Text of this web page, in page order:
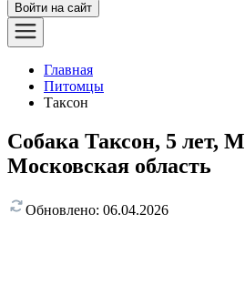
Войти на сайт
Главная
Питомцы
Таксон
Собака Таксон, 5 лет,
Московская область
Обновлено: 06.04.2026